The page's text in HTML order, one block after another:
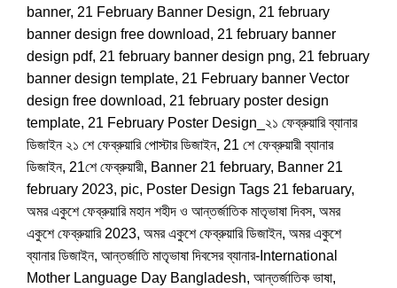
banner, 21 February Banner Design, 21 february
banner design free download, 21 february banner
design pdf, 21 february banner design png, 21 february
banner design template, 21 February banner Vector
design free download, 21 february poster design
template, 21 February Poster Design_২১ ফেব্রুয়ারি ব্যানার
ডিজাইন ২১ শে ফেব্রুয়ারি পোস্টার ডিজাইন, 21 শে ফেব্রুয়ারী ব্যানার
ডিজাইন, 21শে ফেব্রুয়ারী, Banner 21 february, Banner 21
february 2023, pic, Poster Design Tags 21 febaruary,
অমর একুশে ফেব্রুয়ারি মহান শহীদ ও আন্তর্জাতিক মাতৃভাষা দিবস, অমর
একুশে ফেব্রুয়ারি 2023, অমর একুশে ফেব্রুয়ারি ডিজাইন, অমর একুশে
ব্যানার ডিজাইন, আন্তর্জাতি মাতৃভাষা দিবসের ব্যানার-International
Mother Language Day Bangladesh, আন্তর্জাতিক ভাষা,